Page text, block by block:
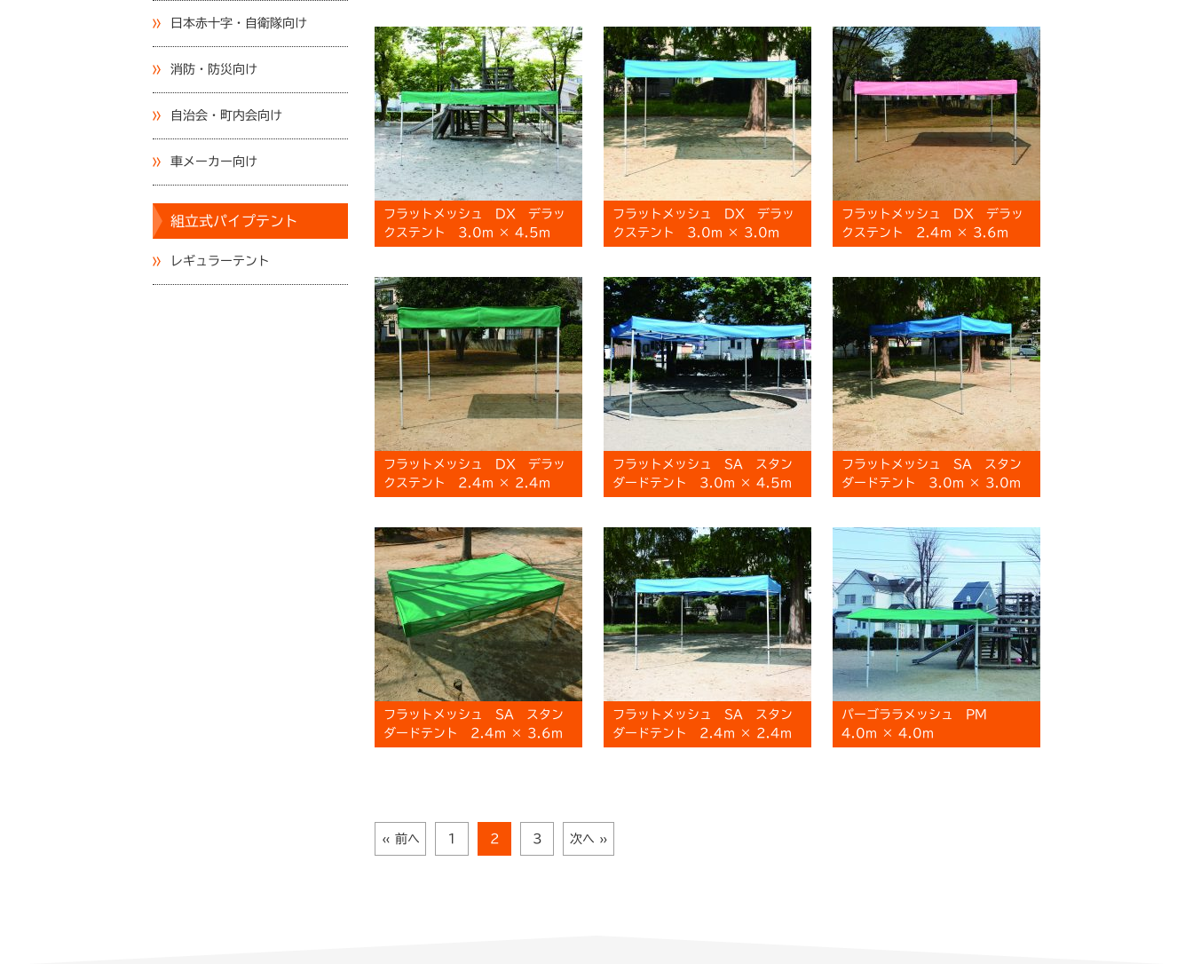
日本赤十字・自衛隊向け
消防・防災向け
自治会・町内会向け
車メーカー向け
組立式パイプテント
レギュラーテント
フラットメッシュ DX デラッ
クステント 3.0m × 4.5m
フラットメッシュ DX デラッ
クステント 3.0m × 3.0m
フラットメッシュ DX デラッ
クステント 2.4m × 3.6m
フラットメッシュ DX デラッ
クステント 2.4m × 2.4m
フラットメッシュ SA スタン
ダードテント 3.0m × 4.5m
フラットメッシュ SA スタン
ダードテント 3.0m × 3.0m
フラットメッシュ SA スタン
ダードテント 2.4m × 3.6m
フラットメッシュ SA スタン
ダードテント 2.4m × 2.4m
パーゴララメッシュ PM
4.0m × 4.0m
« 前へ 1 2 3 次へ »